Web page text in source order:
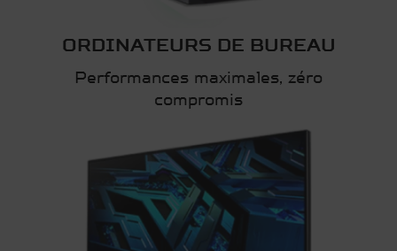
ORDINATEURS DE BUREAU
Performances maximales, zéro
compromis